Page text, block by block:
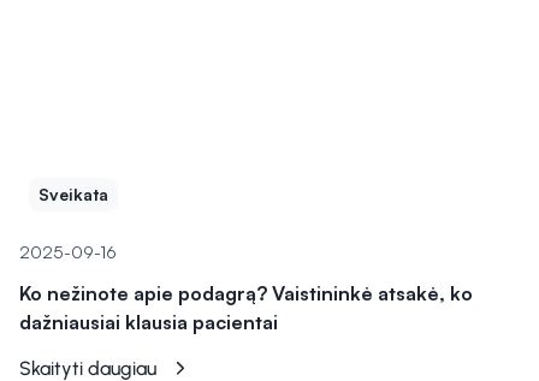
Sveikata
2025-09-16
Ko nežinote apie podagrą? Vaistininkė atsakė, ko
dažniausiai klausia pacientai
Skaityti daugiau